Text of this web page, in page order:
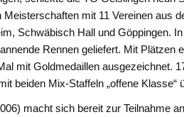
mit 11 Vereinen aus
Schwäbisch Hall und Göppingen.
Rennen geliefert. Mit Plätzen
mit Goldmedaillen ausgezeichnet.
beiden Mix-Staffeln „offene
macht sich bereit zur Teilnahme